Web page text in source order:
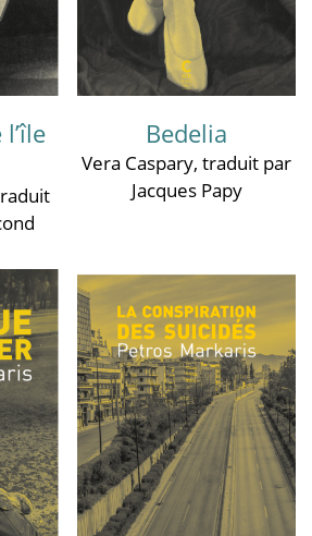
Bedelia
Vera Caspary, traduit par
Jacques Papy